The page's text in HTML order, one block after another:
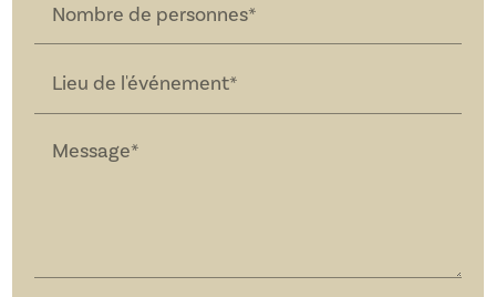
Nombre de personnes*
Lieu de l'événement*
Message*